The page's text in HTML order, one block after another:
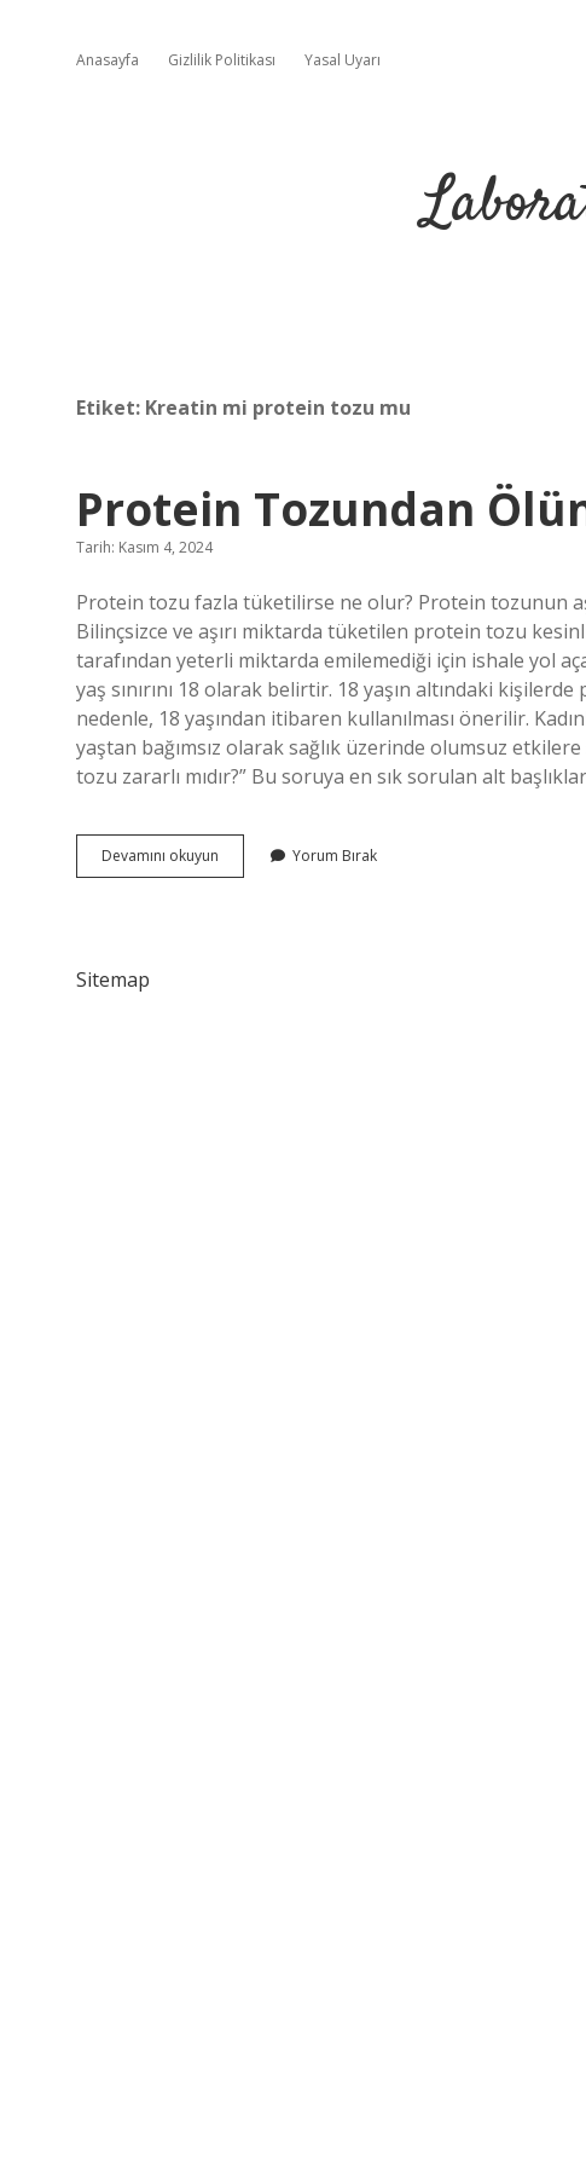
Anasayfa Gizlilik Politikası Yasal Uyarı
Etiket: Kreatin mi protein tozu mu
Protein Tozundan
Tarih: Kasım 4, 2024
Protein tozu fazla tüketilirse ne olur? Protein tozunun
Bilinçsizce ve aşırı miktarda tüketilen protein tozu
tarafından yeterli miktarda emilemediği için ishale yol
yaş sınırını 18 olarak belirtir. 18 yaşın altındaki
nedenle, 18 yaşından itibaren kullanılması önerilir.
yaştan bağımsız olarak sağlık üzerinde olumsuz
tozu zararlı mıdır?” Bu soruya en sık sorulan alt
Devamını okuyun
Tozundan
Yorum Bırak
Sitemap